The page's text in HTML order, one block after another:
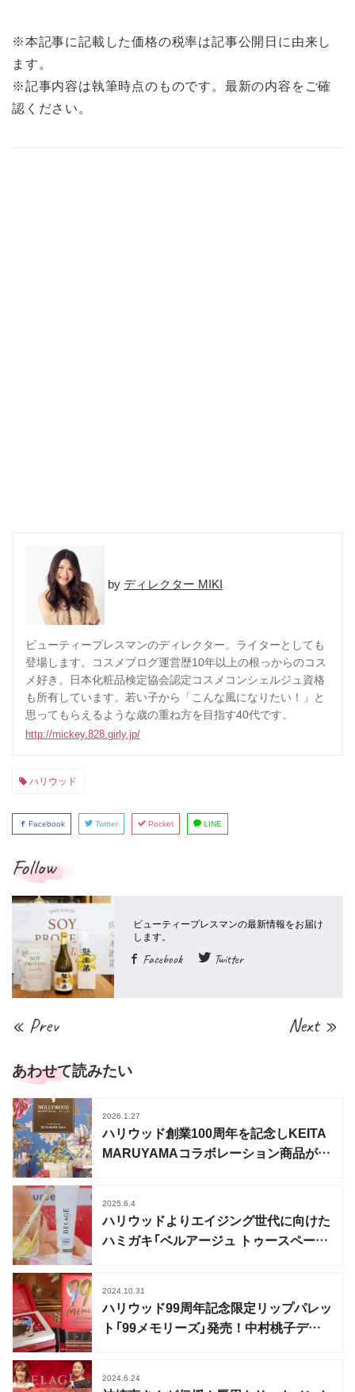
※本記事に記載した価格の税率は記事公開日に由来し
ます。
※記事内容は執筆時点のものです。最新の内容をご確
認ください。
ディレクター MIKI
ビューティープレスマンのディレクター。ライターとしても
登場します。コスメブログ運営歴10年以上の根っからのコス
メ好き。日本化粧品検定協会認定コスメコンシェルジュ資格
も所有しています。若い子から「こんな風になりたい！」と
思ってもらえるような歳の重ね方を目指す40代です。
http://mickey.828.girly.jp/
ハリウッド
Facebook Twitter Pocket LINE
Follow
Facebook Twitter
« Prev Next »
あわせて読みたい
2026.1.27
ハリウッド創業100周年を記念しKEITA
MARUYAMAコラボレーション商品が数
2025.6.4
ハリウッドよりエイジング世代に向けた
ハミガキ「ベルアージュ トゥースペース
2024.10.31
ハリウッド99周年記念限定リップパレッ
ト「99メモリーズ」発売！中村桃子デザ
2024.6.24